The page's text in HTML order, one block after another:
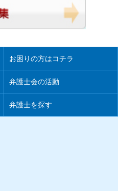
お困りの方はコチラ
弁護士会の活動
弁護士を探す